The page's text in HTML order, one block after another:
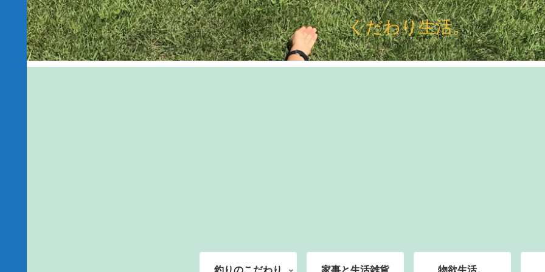
くだわり生活。
釣りのこだわり 家事と生活雑貨 物欲生活。